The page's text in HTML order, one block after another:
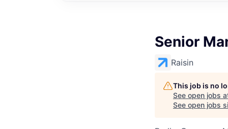
Senior
Raisin
This job is no
See open jobs
See open jobs